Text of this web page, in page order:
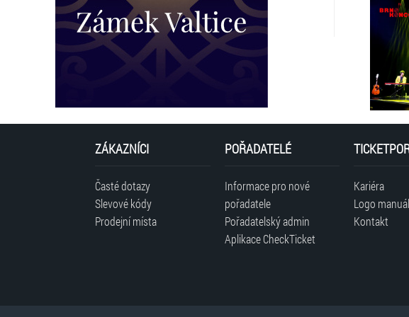
ZÁKAZNÍCI
Časté dotazy
Slevové kódy
Prodejní místa
POŘADATELÉ
Informace pro nové
pořadatele
Pořadatelský admin
Aplikace CheckTicket
Kariéra
Logo manuál
Kontakt